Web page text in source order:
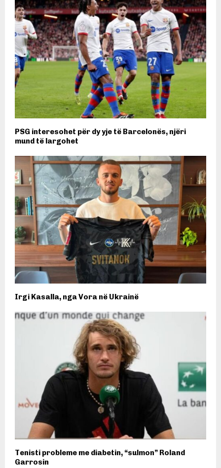
PSG interesohet për dy yje të Barcelonës, njëri
mund të largohet
Irgi Kasalla, nga Vora në Ukrainë
Tenisti probleme me diabetin, “sulmon” Roland
Garrosin